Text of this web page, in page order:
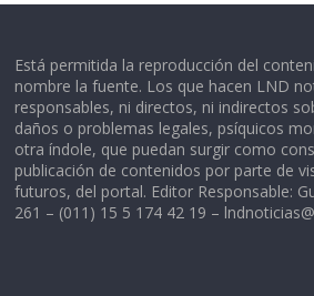
Está permitida la reproducción del
nombre la fuente. Los que hacen LND
responsables, ni directos, ni indirectos
daños o problemas legales, psíquicos
otra índole, que puedan surgir como
publicación de contenidos por parte de
futuros, del portal. Editor Responsable:
261 – (011) 15 5 174 42 19 –